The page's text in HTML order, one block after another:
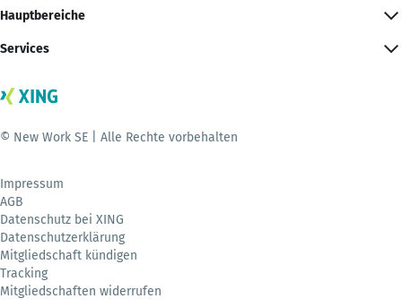
Hauptbereiche
Services
© New Work SE | Alle Rechte vorbehalten
Impressum
AGB
Datenschutz bei XING
Datenschutzerklärung
Mitgliedschaft kündigen
Tracking
Mitgliedschaften widerrufen